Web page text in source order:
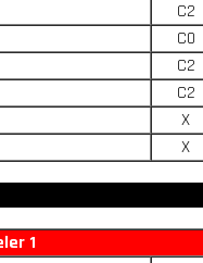
C2
C0
C2
C2
X
X
1